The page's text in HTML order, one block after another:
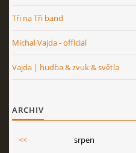
Tři na Tři band
Michal Vajda - official
Vajda | hudba & zvuk & světla
ARCHIV
<< srpen